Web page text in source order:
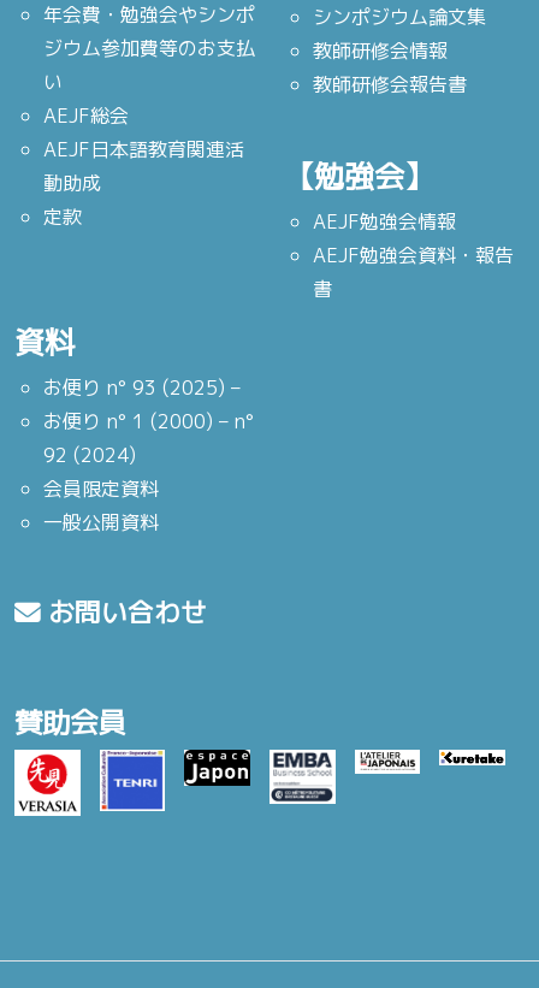
年会費・勉強会やシンポ
ジウム参加費等のお支払
い
AEJF総会
AEJF日本語教育関連活
動助成
定款
シンポジウム論文集
教師研修会情報
教師研修会報告書
【勉強会】
AEJF勉強会情報
AEJF勉強会資料・報告
書
資料
お便り n° 93 (2025) –
お便り n° 1 (2000) – n°
92 (2024)
会員限定資料
一般公開資料
お問い合わせ
賛助会員